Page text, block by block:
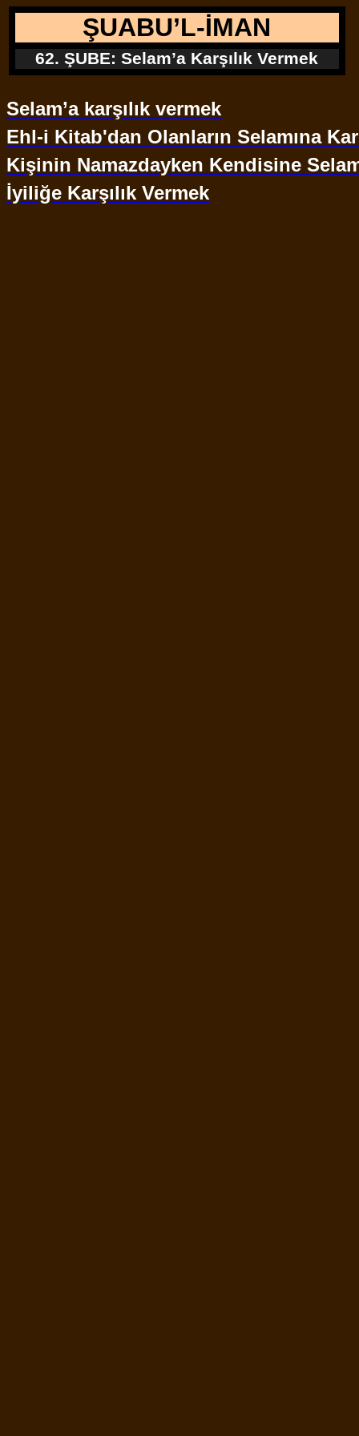
ŞUABU’L-İMAN
62. ŞUBE: Selam’a Karşılık Vermek
Selam’a karşılık vermek
Ehl-i Kitab'dan Olanların Selamına
Kişinin Namazdayken Kendisine
İyiliğe Karşılık Vermek